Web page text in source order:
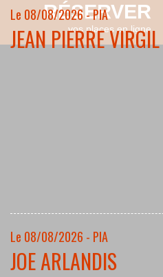
RÉSERVER
vos places en ligne
Le 08/08/2026 - PIA
JEAN PIERRE VIRGIL
Le 08/08/2026 - PIA
JOE ARLANDIS